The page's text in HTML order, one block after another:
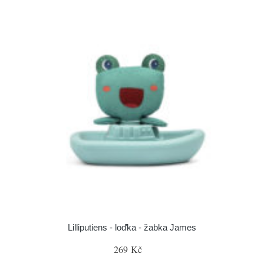
Lilliputiens - loďka - žabka James
269 Kč